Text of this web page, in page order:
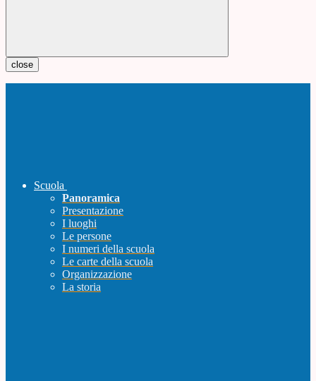
close
Scuola
Panoramica
Presentazione
I luoghi
Le persone
I numeri della scuola
Le carte della scuola
Organizzazione
La storia